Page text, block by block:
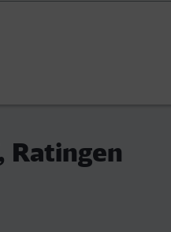
Ratingen